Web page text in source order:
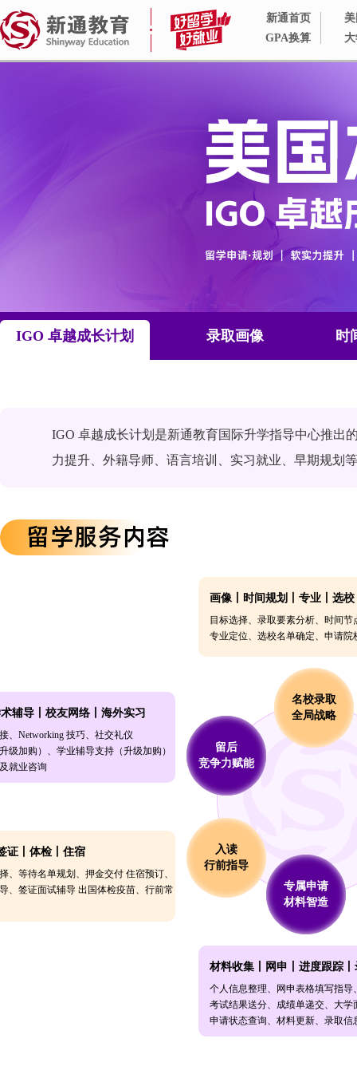
新通首页
GPA换算
IGO 卓越成长计划 录取画像 时
IGO 卓越成长计划是新通教育国际升学指导中心推出
力提升、外籍导师、语言培训、实习就业、早期规划
留学服务内容
画像丨时间规划丨专业丨选校
目标选择、录取要素分析、时间节
专业定位、选校名单确定、申请院
名校录取
全局战略
专属申请
材料智造
材料收集丨网申丨进度跟踪丨
个人信息整理、网申表格填写指导
考试结果送分、成绩单递交、大学
申请状态查询、材料更新、录取信
证丨体检丨住宿
、等待名单规划、押金交付 住宿预订、
、签证面试辅导 出国体检疫苗、行前常
入读
行前指导
辅导丨校友网络丨海外实习
、Networking 技巧、社交礼仪
级加购）、学业辅导支持（升级加购）
就业咨询
留后
竞争力赋能